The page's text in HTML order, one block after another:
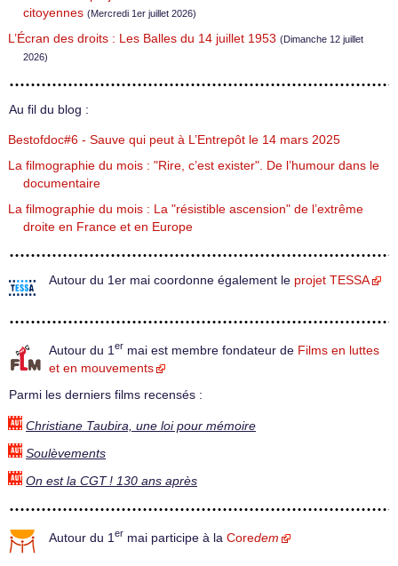
citoyennes (Mercredi 1er juillet 2026)
L’Écran des droits : Les Balles du 14 juillet 1953 (Dimanche 12 juillet
2026)
Au fil du blog :
Bestofdoc#6 - Sauve qui peut à L’Entrepôt le 14 mars 2025
La filmographie du mois : "Rire, c’est exister". De l’humour dans le
documentaire
La filmographie du mois : La "résistible ascension" de l’extrême
droite en France et en Europe
Autour du 1er mai coordonne également le projet TESSA
Autour du 1 er mai est membre fondateur de Films en luttes
et en mouvements
Parmi les derniers films recensés :
Christiane Taubira, une loi pour mémoire
Soulèvements
On est la CGT ! 130 ans après
Autour du 1 er mai participe à la Coredem